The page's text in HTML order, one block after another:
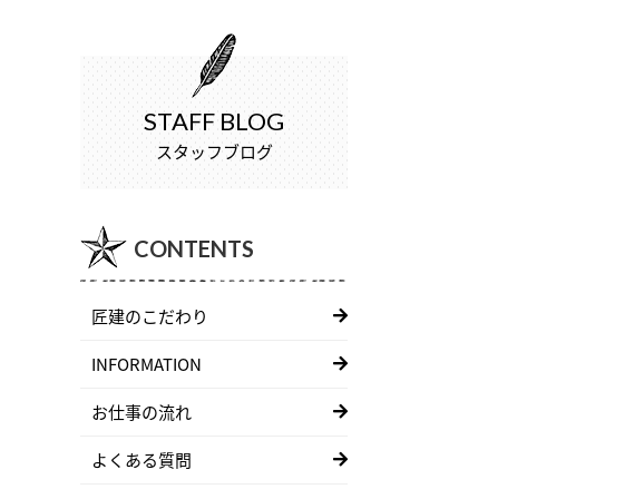
STAFF BLOG
スタッフブログ
CONTENTS
匠建のこだわり
INFORMATION
お仕事の流れ
よくある質問